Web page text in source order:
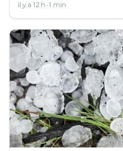
Jusqu’à quand ?
il y a 12 h 1 min